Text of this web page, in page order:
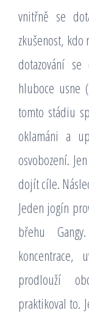
vnitřně se
zkušenost,
dotazování
hluboce usne
tomto stádiu
oklamáni a
osvobození.
dojít cíle.
Jeden jogín
břehu
prodlouží
praktikoval to.